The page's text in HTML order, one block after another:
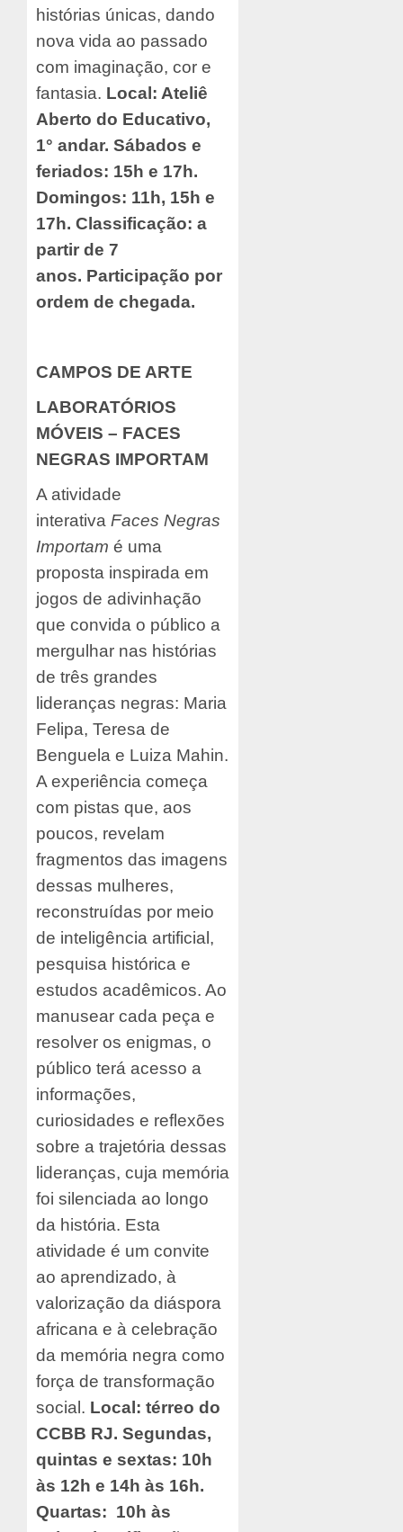
histórias únicas, dando
nova vida ao passado
com imaginação, cor e
fantasia. Local: Ateliê
Aberto do Educativo,
1° andar. Sábados e
feriados: 15h e 17h.
Domingos: 11h, 15h e
17h. Classificação: a
partir de 7
anos. Participação por
ordem de chegada.
CAMPOS DE ARTE
LABORATÓRIOS
MÓVEIS – FACES
NEGRAS IMPORTAM
A atividade
interativa Faces Negras
Importam é uma
proposta inspirada em
jogos de adivinhação
que convida o público a
mergulhar nas histórias
de três grandes
lideranças negras: Maria
Felipa, Teresa de
Benguela e Luiza Mahin.
A experiência começa
com pistas que, aos
poucos, revelam
fragmentos das imagens
dessas mulheres,
reconstruídas por meio
de inteligência artificial,
pesquisa histórica e
estudos acadêmicos. Ao
manusear cada peça e
resolver os enigmas, o
público terá acesso a
informações,
curiosidades e reflexões
sobre a trajetória dessas
lideranças, cuja memória
foi silenciada ao longo
da história. Esta
atividade é um convite
ao aprendizado, à
valorização da diáspora
africana e à celebração
da memória negra como
força de transformação
social. Local: térreo do
CCBB RJ. Segundas,
quintas e sextas: 10h
às 12h e 14h às 16h.
Quartas: 10h às